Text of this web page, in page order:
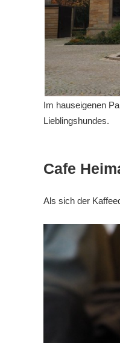
Im hauseigenen
Lieblingshundes.
Cafe
Als sich der